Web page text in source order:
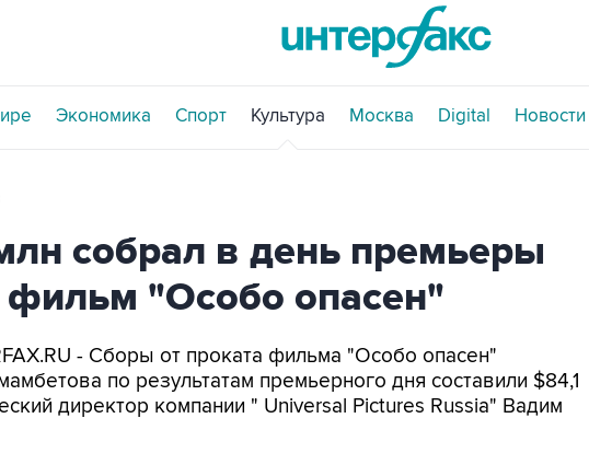
Экономика Спорт Культура Москва Digital Новости
собрал в день премьеры
фильм "Особо опасен"
- Сборы от проката фильма "Особо опасен"
по результатам премьерного дня составили $84,1
директор компании " Universal Pictures Russia" Вадим